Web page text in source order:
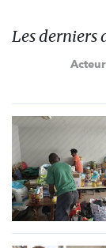
Les derniers